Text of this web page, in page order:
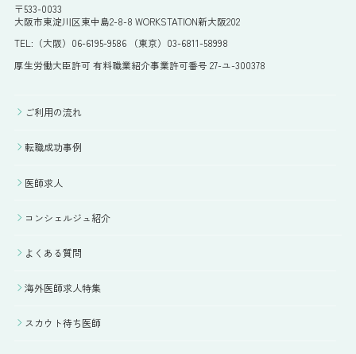
〒533-0033
大阪市東淀川区東中島2-8-8 WORKSTATION新大阪202
TEL:（大阪）06-6195-9586 （東京）03-6811-58998
厚生労働大臣許可 有料職業紹介事業許可番号 27-ユ-300378
ご利用の流れ
転職成功事例
医師求人
コンシェルジュ紹介
よくある質問
海外医師求人特集
スカウト待ち医師